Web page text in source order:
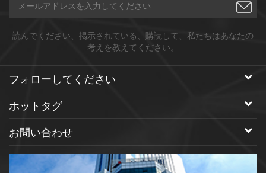
能な性能を提供します。
読んでください、掲示されている、購読して、私たちはあなたの
考えを教えてください。
フォローしてください
ホットタグ
お問い合わせ